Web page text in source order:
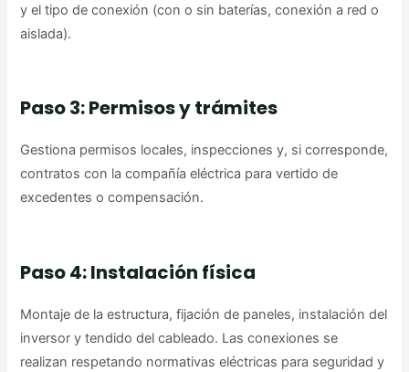
y el tipo de conexión (con o sin baterías, conexión a red o
aislada).
Paso 3: Permisos y trámites
Gestiona permisos locales, inspecciones y, si corresponde,
contratos con la compañía eléctrica para vertido de
excedentes o compensación.
Paso 4: Instalación física
Montaje de la estructura, fijación de paneles, instalación del
inversor y tendido del cableado. Las conexiones se
realizan respetando normativas eléctricas para seguridad y